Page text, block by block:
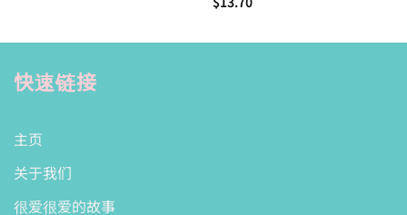
快速链接
主页
关于我们
很爱很爱的故事